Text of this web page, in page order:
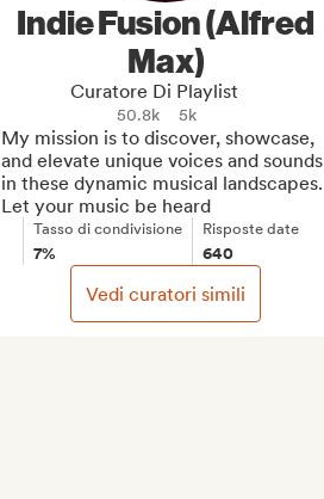
Indie Fusion (Alfred
Max)
Curatore Di Playlist
50.8k 5k
My mission is to discover, showcase,
and elevate unique voices and sounds
in these dynamic musical landscapes.
Let your music be heard
Tasso di condivisione
7%
Risposte date
640
Vedi curatori simili